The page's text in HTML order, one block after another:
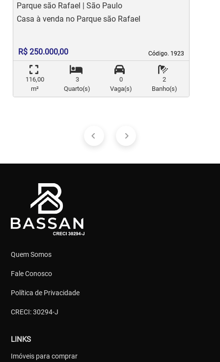
Parque são Rafael | São Paulo
Código. 1923
Código. 1923
Casa à venda no Parque são Rafael
R$ 250.000,00
116,00
m²
3
Quarto(s)
0
Vaga(s)
2
Banho(s)
Quem Somos
Fale Conosco
Política de Privacidade
CRECI: 30294-J
LINKS
Imóveis para comprar